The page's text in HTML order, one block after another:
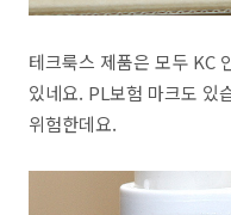
테크룩스 제품은 모두 KC
있네요. PL보험 마크도 있
위험한데요.